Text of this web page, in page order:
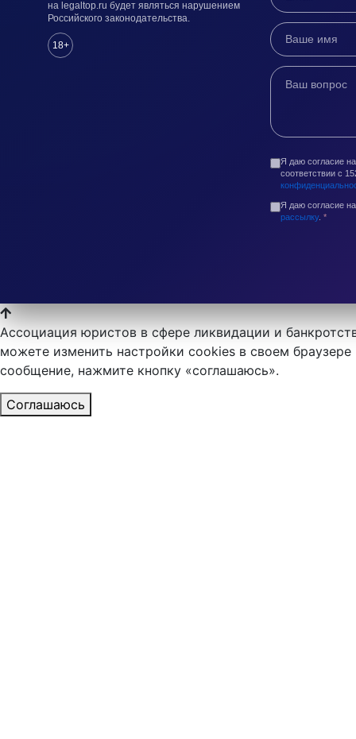
на legaltop.ru будет являться нарушением
Российского законодательства.
18+
Я даю согласие
соответствии с
Я даю согласие
рассылку. *
Ассоциация юристов в сфере ликвидации и
можете изменить настройки cookies в своем
сообщение, нажмите кнопку «соглашаюсь».
Соглашаюсь